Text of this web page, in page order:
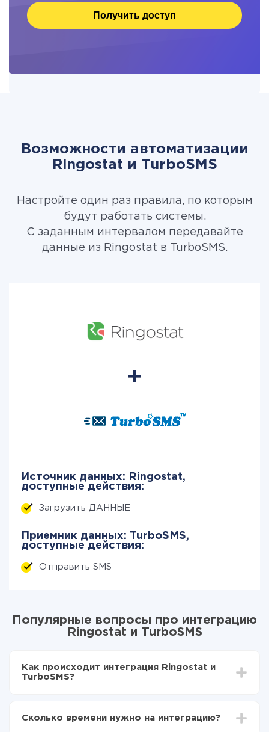
Получить доступ
Возможности автоматизации
Ringostat и TurboSMS
Настройте один раз правила, по которым
будут работать системы.
С заданным интервалом передавайте
данные из Ringostat в TurboSMS.
Источник данных: Ringostat,
доступные действия:
Загрузить ДАННЫЕ
Приемник данных: TurboSMS,
доступные действия:
Отправить SMS
Популярные вопросы про интеграцию
Ringostat и TurboSMS
Как происходит интеграция Ringostat и
TurboSMS?
Выбираете какие данные передавать из
Сколько времени нужно на интеграцию?